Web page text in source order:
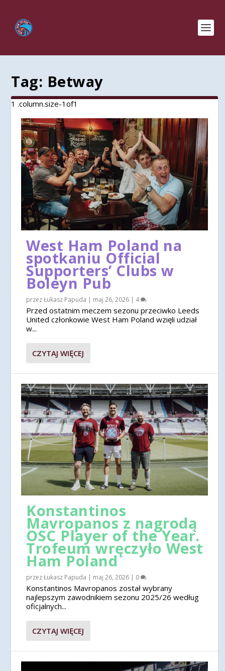
Tag: Betway
West Ham Poland na
spotkaniu Official
Supporters’ Clubs w
Boleyn Pub
przezŁukasz Papuda | maj 26, 2026 | 4
Przed ostatnim meczem sezonu przeciwko Leeds
United członkowie West Ham Poland wzięli udział
w...
CZYTAJ WIĘCEJ
Konstantinos
Mavropanos z nagrodą
OSC Player of the Year.
Trofeum wręczyło West
Ham Poland
przezŁukasz Papuda | maj 26, 2026 | 0
Konstantinos Mavropanos został wybrany
najlepszym zawodnikiem sezonu 2025/26 według
oficjalnych...
CZYTAJ WIĘCEJ